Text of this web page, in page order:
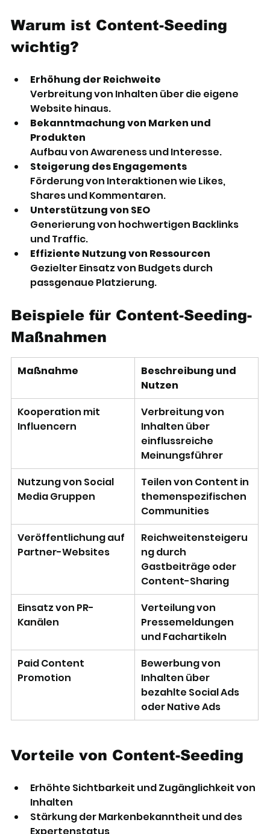
Warum ist Content-Seeding
wichtig?
Erhöhung der Reichweite
Verbreitung von Inhalten über die eigene
Website hinaus.
Bekanntmachung von Marken und
Produkten
Aufbau von Awareness und Interesse.
Steigerung des Engagements
Förderung von Interaktionen wie Likes,
Shares und Kommentaren.
Unterstützung von SEO
Generierung von hochwertigen Backlinks
und Traffic.
Effiziente Nutzung von Ressourcen
Gezielter Einsatz von Budgets durch
passgenaue Platzierung.
Beispiele für Content-Seeding-
Maßnahmen
Maßnahme
Beschreibung und
Nutzen
Kooperation mit
Influencern
Verbreitung von
Inhalten über
einflussreiche
Meinungsführer
Nutzung von Social
Media Gruppen
Teilen von Content in
themenspezifischen
Communities
Veröffentlichung auf
Partner-Websites
Reichweitensteigeru
ng durch
Gastbeiträge oder
Content-Sharing
Einsatz von PR-
Kanälen
Verteilung von
Pressemeldungen
und Fachartikeln
Paid Content
Promotion
Bewerbung von
Inhalten über
bezahlte Social Ads
oder Native Ads
Vorteile von Content-Seeding
Erhöhte Sichtbarkeit und Zugänglichkeit von
Inhalten
Stärkung der Markenbekanntheit und des
Expertenstatus